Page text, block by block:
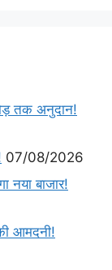
तक अनुदान!
07/08/2026
नया बाजार!
आमदनी!